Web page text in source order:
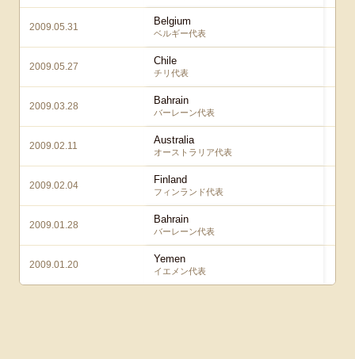
2009.05.31 Belgium
ベルギー代表
2009.05.27 Chile
チリ代表
2009.03.28 Bahrain
バーレーン代表
2009.02.11 Australia
オーストラリア代表
2009.02.04 Finland
フィンランド代表
2009.01.28 Bahrain
バーレーン代表
2009.01.20 Yemen
イエメン代表